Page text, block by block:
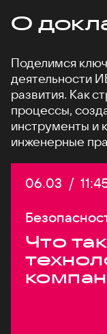
О
Поделимся
деятельности
развития. Как
процессы,
инструменты и
инженерные
Дата:
06.03 /
Что